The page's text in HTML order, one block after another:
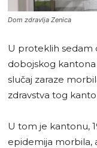
Dom zdravlja Zenica
U proteklih sedam
dobojskog
slučaj zaraze
zdravstva tog
U tom je kantonu,
epidemija morbila,